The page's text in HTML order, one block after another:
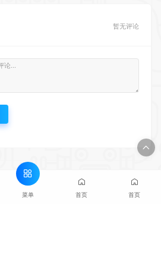
暂无评论
菜单 首页 首页